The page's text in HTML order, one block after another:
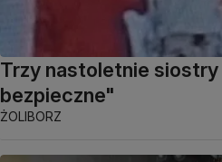
Trzy nastoletnie siostry
bezpieczne"
ŻOLIBORZ